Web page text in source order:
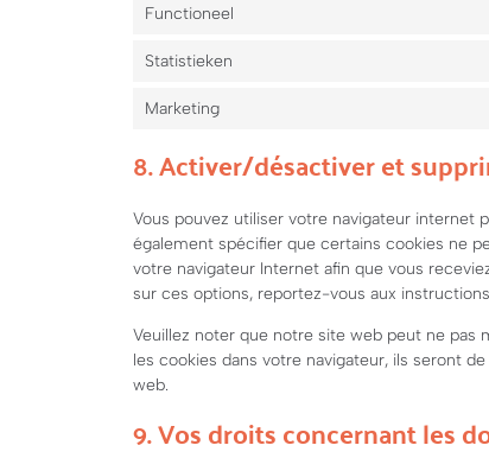
Functioneel
Statistieken
Marketing
8. Activer/désactiver et
Vous pouvez utiliser votre navigateur internet
également spécifier que certains cookies ne
votre navigateur Internet afin que vous
sur ces options, reportez-vous aux
Veuillez noter que notre site web peut ne pas
les cookies dans votre navigateur, ils seront
web.
9. Vos droits concernant les